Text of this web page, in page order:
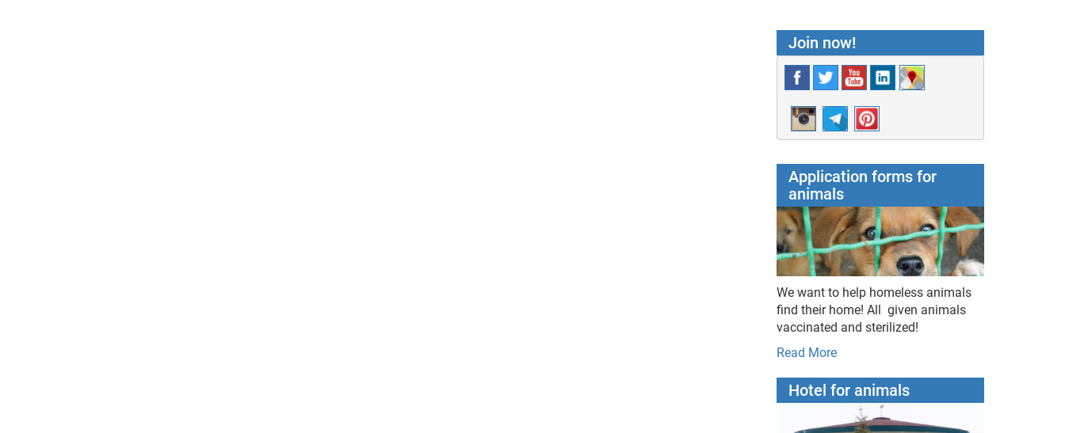
Join now!
Application forms for
animals
We want to help homeless animals
find their home! All given animals
vaccinated and sterilized!
Read More
Hotel for animals